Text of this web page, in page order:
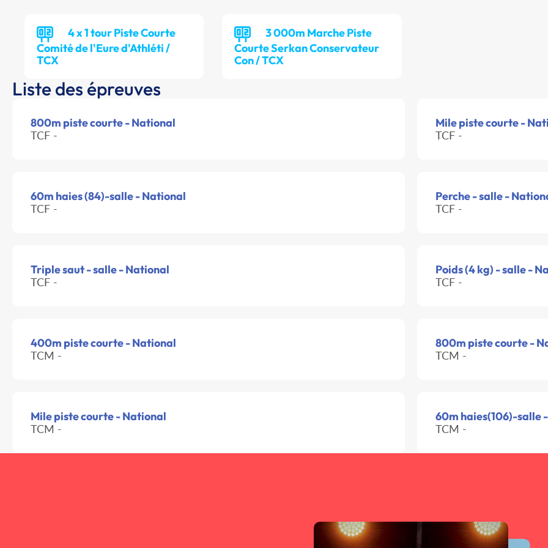
4 x 1 tour Piste Courte
Comité de l'Eure d'Athléti /
TCX
3 000m Marche Piste
Courte Serkan Conservateur
Con / TCX
Liste des épreuves
800m piste courte - National
TCF -
Mile piste courte -
TCF -
60m haies (84)-salle - National
TCF -
Perche - salle -
TCF -
Triple saut - salle - National
TCF -
Poids (4 kg) - salle -
TCF -
400m piste courte - National
TCM -
800m piste courte -
TCM -
Mile piste courte - National
TCM -
60m haies(106)-salle
TCM -